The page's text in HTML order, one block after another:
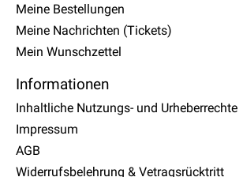
Meine Bestellungen
Meine Nachrichten (Tickets)
Mein Wunschzettel
Informationen
Inhaltliche Nutzungs- und Urheberrechte
Impressum
AGB
Widerrufsbelehrung & Vetragsrücktritt